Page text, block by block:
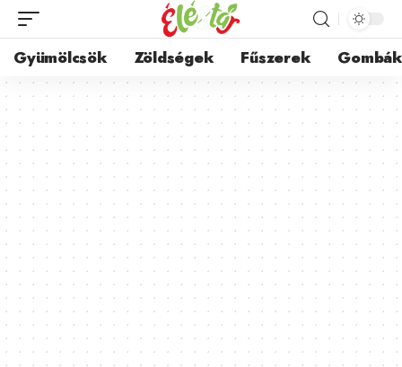
Gyümölcsök Zöldségek Fűszerek Gombák